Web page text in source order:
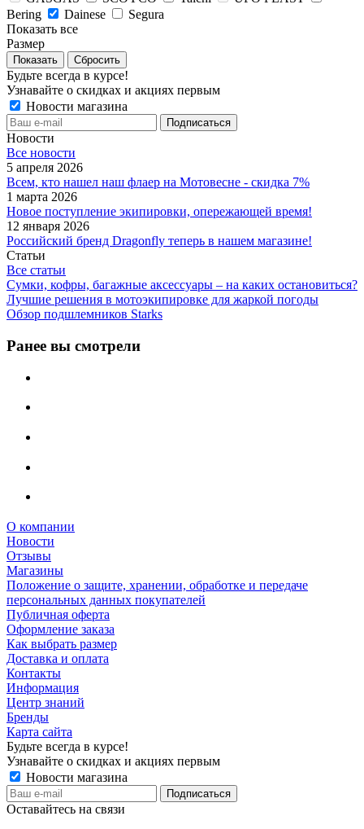
Bering
Dainese
Segura
Показать все
Размер
Сбросить
Будьте всегда в курсе!
Узнавайте о скидках и акциях первым
Новости магазина
Новости
Все новости
5 апреля 2026
Всем, кто нашел наш флаер на Мотовесне - скидка 7%
1 марта 2026
Новое поступление экипировки, опережающей время!
12 января 2026
Российский бренд Dragonfly теперь в нашем магазине!
Статьи
Все статьи
Сумки, кофры, багажные аксессуары – на каких остановиться?
Лучшие решения в мотоэкипировке для жаркой погоды
Обзор подшлемников Starks
Ранее вы смотрели
О компании
Новости
Отзывы
Магазины
Положение о защите, хранении, обработке и передаче
персональных данных покупателей
Публичная оферта
Оформление заказа
Как выбрать размер
Доставка и оплата
Контакты
Информация
Центр знаний
Бренды
Карта сайта
Будьте всегда в курсе!
Узнавайте о скидках и акциях первым
Новости магазина
Оставайтесь на связи